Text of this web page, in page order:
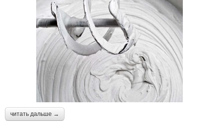
читать дальше →